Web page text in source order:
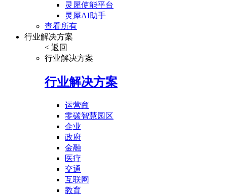
灵犀使能平台
灵犀AI助手
查看所有
行业解决方案
< 返回
行业解决方案
行业解决方案
运营商
零碳智慧园区
企业
政府
金融
医疗
交通
互联网
教育